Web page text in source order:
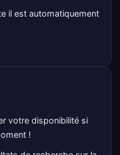
il est automatiquement
votre disponibilité si
!